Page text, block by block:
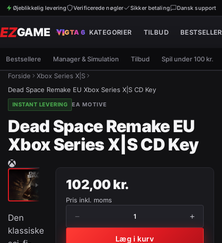
Øjeblikkelig levering Verificerede nøgler Sikker betaling Dansk support
EZGAME GTA 6 KATEGORIER TILBUD
Bestsellere Manager & Simulation Tilbud Spil under 100 kr.
Forside
Xbox Series X|S
Dead Space Remake EU Xbox Series X|S CD Key
INSTANT LEVERING EA MOTIVE
Dead Space Remake EU
Xbox Series X|S CD Key
Den
klassiske
102,00 kr.
Pris inkl. moms
− 1 +
Læg i kurv